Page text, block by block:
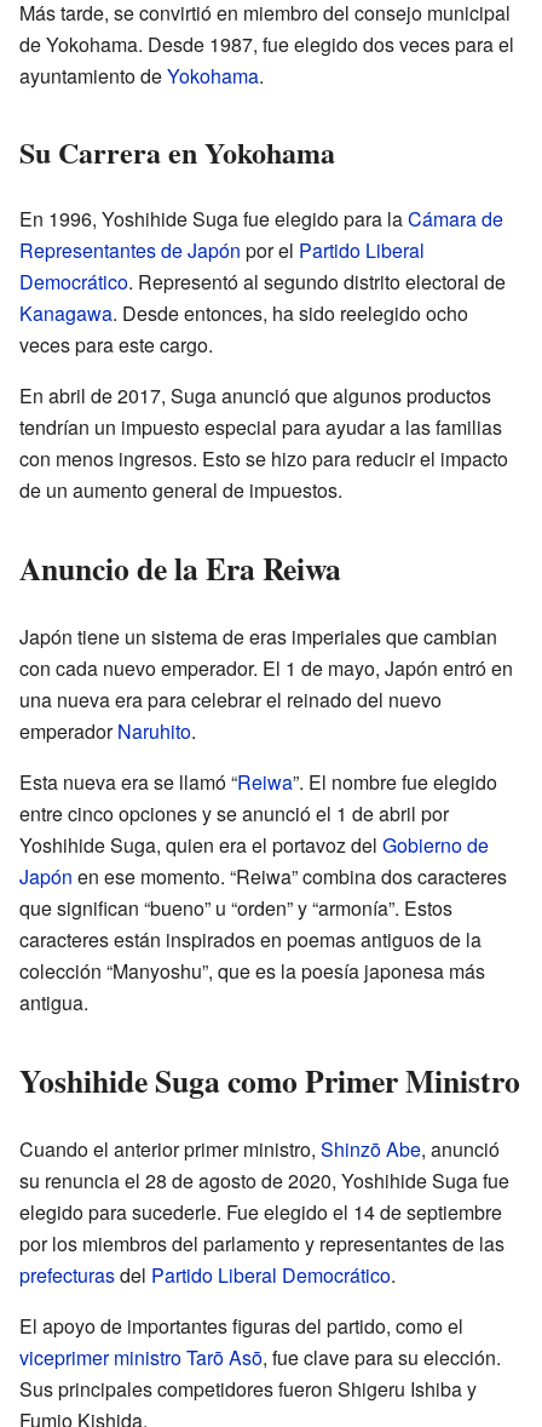
Más tarde, se convirtió en miembro del consejo municipal
de Yokohama. Desde 1987, fue elegido dos veces para el
ayuntamiento deYokohama.
Su Carrera en Yokohama
En 1996, Yoshihide Suga fue elegido para laCámara de
Representantes de Japón por el Partido Liberal
Democrático. Representó al segundo distrito electoral de
Kanagawa. Desde entonces, ha sido reelegido ocho
veces para este cargo.
En abril de 2017, Suga anunció que algunos productos
tendrían un impuesto especial para ayudar a las familias
con menos ingresos. Esto se hizo para reducir el impacto
de un aumento general de impuestos.
Anuncio de la Era Reiwa
Japón tiene un sistema de eras imperiales que cambian
con cada nuevo emperador. El 1 de mayo, Japón entró en
una nueva era para celebrar el reinado del nuevo
emperadorNaruhito.
Esta nueva era se llamó “Reiwa”. El nombre fue elegido
entre cinco opciones y se anunció el 1 de abril por
Yoshihide Suga, quien era el portavoz del Gobierno de
Japón en ese momento. “Reiwa” combina dos caracteres
que significan “bueno” u “orden” y “armonía”. Estos
caracteres están inspirados en poemas antiguos de la
colección “Manyoshu”, que es la poesía japonesa más
antigua.
Yoshihide Suga como Primer Ministro
Cuando el anterior primer ministro, Shinzō Abe, anunció
su renuncia el 28 de agosto de 2020, Yoshihide Suga fue
elegido para sucederle. Fue elegido el 14 de septiembre
por los miembros del parlamento y representantes de las
prefecturasdel Partido Liberal Democrático.
El apoyo de importantes figuras del partido, como el
viceprimer ministroTarō Asō, fue clave para su elección.
Sus principales competidores fueron Shigeru Ishiba y
Fumio Kishida.